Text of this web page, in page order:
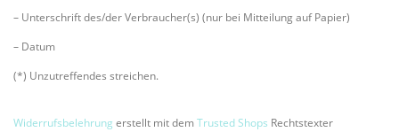
– Unterschrift des/der Verbraucher(s) (nur bei Mitteilung auf Papier)
– Datum
(*) Unzutreffendes streichen.
Widerrufsbelehrung erstellt mit demTrusted Shops Rechtstexter